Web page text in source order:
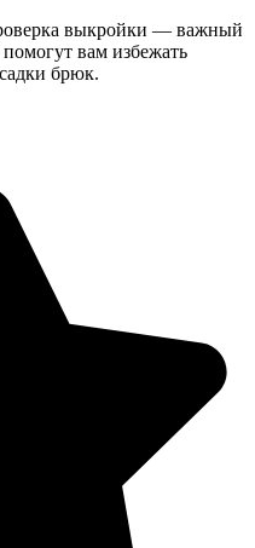
выкройки — важный
вам избежать
брюк.